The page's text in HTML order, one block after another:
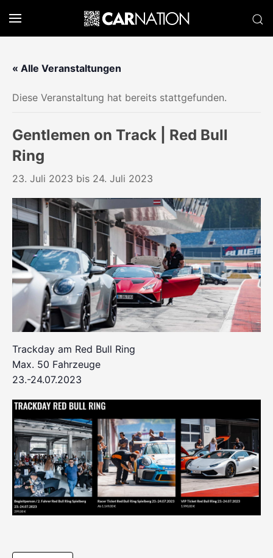
« Alle Veranstaltungen
Diese Veranstaltung hat bereits stattgefunden.
Gentlemen on Track | Red Bull
Ring
23. Juli 2023 bis 24. Juli 2023
Trackday am Red Bull Ring
Max. 50 Fahrzeuge
23.-24.07.2023